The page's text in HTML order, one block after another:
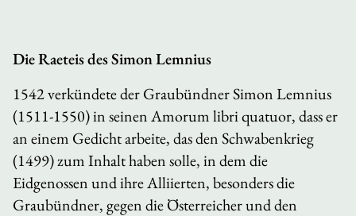
DieRaeteisdes Simon Lemnius
1542 verkündete der Graubündner Simon Lemnius
(1511-1550) in seinenAmorum libri quatuor, dass er
an einem Gedicht arbeite, das den Schwabenkrieg
(1499) zum Inhalt haben solle, in dem die
Eidgenossen und ihre Alliierten, besonders die
Graubündner, gegen die Österreicher und den